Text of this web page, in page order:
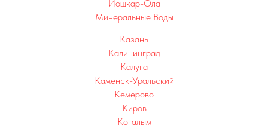
Йошкар-Ола
Минеральные Воды
Казань
Калининград
Калуга
Каменск-Уральский
Кемерово
Киров
Когалым